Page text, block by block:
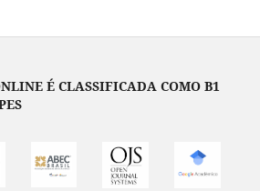
É CLASSIFICADA COMO B1